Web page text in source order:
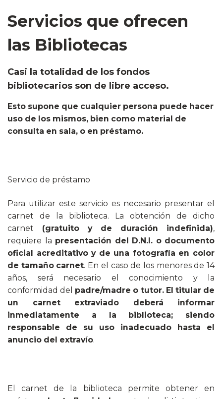
Servicios que ofrecen
las Bibliotecas
Casi la totalidad de los fondos
bibliotecarios son de libre acceso.
Esto supone que cualquier persona puede hacer
uso de los mismos, bien como material de
consulta en sala, o en préstamo.
Servicio de préstamo
Para utilizar este servicio es necesario presentar el
carnet de la biblioteca. La obtención de dicho
carnet (gratuito y de duración indefinida),
requiere la presentación del D.N.I. o documento
oficial acreditativo y de una fotografía en color
de tamaño carnet. En el caso de los menores de 14
años, será necesario el conocimiento y la
conformidad del padre/madre o tutor. El titular de
un carnet extraviado deberá informar
inmediatamente a la biblioteca; siendo
responsable de su uso inadecuado hasta el
anuncio del extravío.
El carnet de la biblioteca permite obtener en